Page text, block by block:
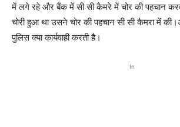
में लगे रहे और बैंक में सी सी कैमरे में चोर की पहचान
चोरी हुआ था उसने चोर की पहचान सी सी कैमरा में
पुलिस क्या कार्यवाही करती है।
In